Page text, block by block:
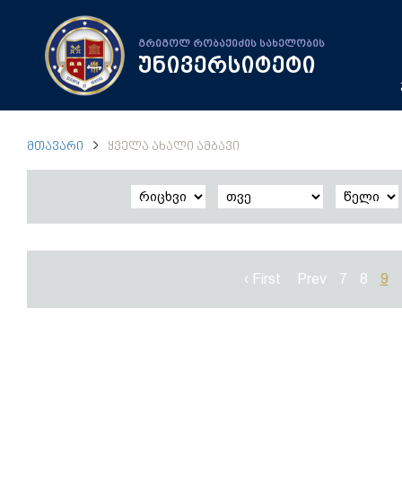
გრიგოლ რობაქიძის სახელობის
უნივერსიტეტი
ᲛᲗᲐᲕᲐᲠᲘ ᲧᲕᲔᲚᲐ ᲐᲮᲐᲚᲘ ᲐᲛᲑᲐᲕᲘ
‹ First Prev 7 8 9